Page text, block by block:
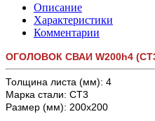
Описание
Характеристики
Комментарии
ОГОЛОВОК СВАИ W200h4
Толщина листа (мм): 4
Марка стали: СТ3
Размер (мм): 200х200